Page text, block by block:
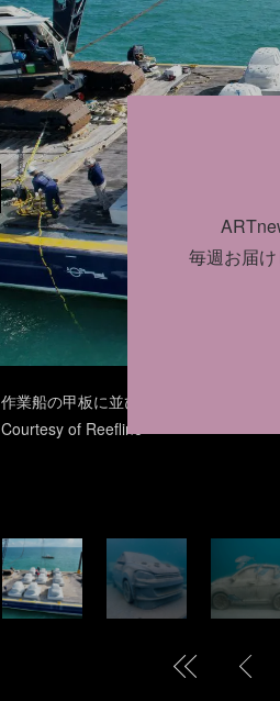
作業船の甲板に並び、海中に下ろされ
Courtesy of Reefline
毎週お届け